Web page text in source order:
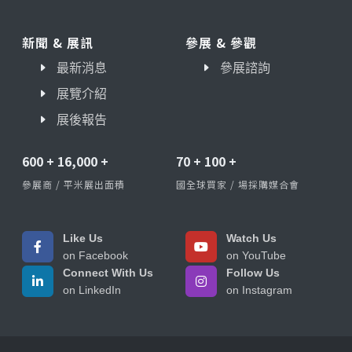
新聞 & 展訊
最新消息
展覽介紹
展後報告
參展 & 參觀
參展諮詢
600 + 16,000 +
參展商 / 平米展出面積
70 + 100 +
國全球買家 / 場採購媒合會
Like Us
on Facebook
Watch Us
on YouTube
Connect With Us
on LinkedIn
Follow Us
on Instagram